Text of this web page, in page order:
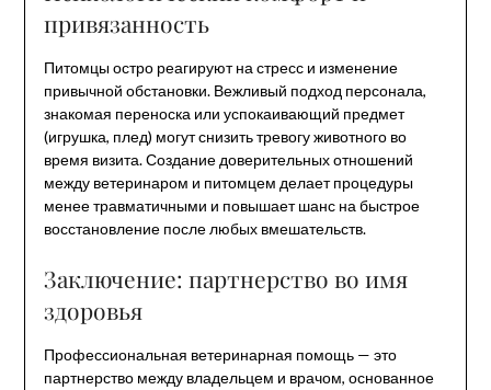
привязанность
Питомцы остро реагируют на стресс и изменение
привычной обстановки. Вежливый подход персонала,
знакомая переноска или успокаивающий предмет
(игрушка, плед) могут снизить тревогу животного во
время визита. Создание доверительных отношений
между ветеринаром и питомцем делает процедуры
менее травматичными и повышает шанс на быстрое
восстановление после любых вмешательств.
Заключение: партнерство во имя
здоровья
Профессиональная ветеринарная помощь — это
партнерство между владельцем и врачом, основанное